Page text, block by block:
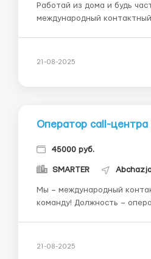
Работай из дома и будь
международный
21-08-2025
Оператор call-центра
45000 руб.
SMARTER
Мы – международный
команду! Должность – оператор колл-центра. Обязанности: — Звонить
21-08-2025